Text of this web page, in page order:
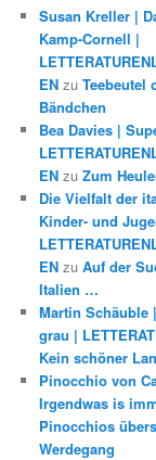
Susan Kreller |
Kamp-Cornell |
EN zu Teebeutel
Bändchen
Bea Davies |
EN zu Zum
Die Vielfalt der
Kinder- und
EN zu Auf der
Italien …
Martin Schäuble
grau |
Kein schöner
Pinocchio von
Irgendwas is
Pinocchios
Werdegang